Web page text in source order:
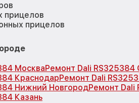
прицелов
прицелов
МоскваРемонт Dali RS325384
КраснодарРемонт Dali
Нижний НовгородРемонт Dali
Казань